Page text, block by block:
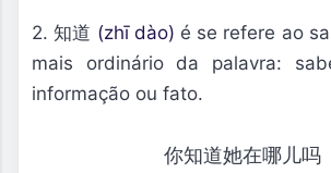
2. 知道 (zhī dào) é se refere ao
mais ordinário da palavra:
informação ou fato.
你知道她在哪儿吗